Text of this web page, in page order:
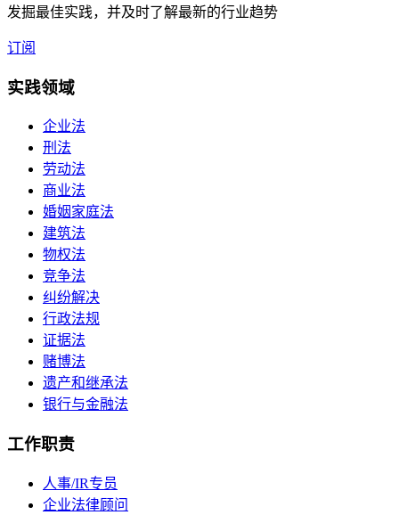
发掘最佳实践，并及时了解最新的行业趋势
订阅
实践领域
企业法
刑法
劳动法
商业法
婚姻家庭法
建筑法
物权法
竞争法
纠纷解决
行政法规
证据法
赌博法
遗产和继承法
银行与金融法
工作职责
人事/IR专员
企业法律顾问